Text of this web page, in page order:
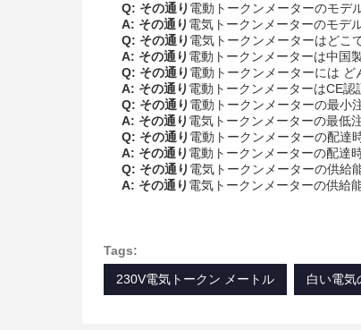
Q: その通り 電動トークンメーターのモデ
A: その通り 電気トークンメーターのモデ
Q: その通り 電気トークンメーターはどこ
A: その通り 電動トークンメーターは中国
Q: その通り 電動トークンメーターには ど
A: その通り 電動トークンメーターはCE認
Q: その通り 電動トークンメーターの最小
A: その通り 電気トークンメーターの最低
Q: その通り 電動トークンメーターの配達
A: その通り 電動トークンメーターの配達
Q: その通り 電気トークンメーターの供給
A: その通り 電気トークンメーターの供給
Tags:
230V電気トークン メートル
白い電気